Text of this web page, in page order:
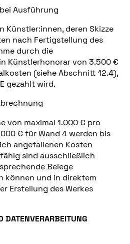
Ausführung
Künstler:innen, deren Skizze
nach Fertigstellung des
durch die
Künstlerhonorar von 3.500 €
(siehe Abschnitt 12.4),
gezahlt wird.
von maximal 1.000 € pro
€ für Wand 4 werden bis
angefallenen Kosten
sind ausschließlich
Belege
können und in direktem
Erstellung des Werkes
DATENVERARBEITUNG